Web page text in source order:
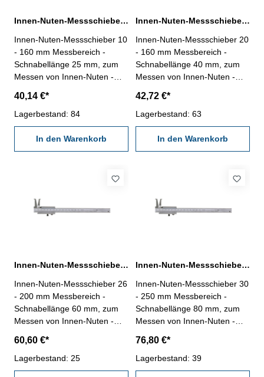
Innen-Nuten-Messschieber 10 - 160 mm
Innen-Nuten-Messschieber 10
- 160 mm Messbereich -
Schnabellänge 25 mm, zum
Messen von Innen-Nuten -
mattverchromt, gehärtet -
Ablesung 0,05 mm,
Genauigkeit 0,10 mm - im
Behältnis/Kasten
Messbereich: 10 - 160 mm
40,14 €*
Lagerbestand: 84
In den Warenkorb
Innen-Nuten-Messschieber 20 - 160 mm
Innen-Nuten-Messschieber 20
- 160 mm Messbereich -
Schnabellänge 40 mm, zum
Messen von Innen-Nuten -
mattverchromt, gehärtet -
Ablesung 0,05 mm,
Genauigkeit 0,10 mm - im
Behältnis/Kasten
Messbereich: 20 - 160 mm
42,72 €*
Lagerbestand: 63
In den Warenkorb
Innen-Nuten-Messschieber 26 - 200 mm
Innen-Nuten-Messschieber 26
- 200 mm Messbereich -
Schnabellänge 60 mm, zum
Messen von Innen-Nuten -
mattverchromt, gehärtet -
Ablesung 0,05 mm,
Genauigkeit 0,10 mm - im
60,60 €*
Lagerbestand: 25
Innen-Nuten-Messschieber 30 - 250 mm
Innen-Nuten-Messschieber 30
- 250 mm Messbereich -
Schnabellänge 80 mm, zum
Messen von Innen-Nuten -
mattverchromt, gehärtet -
Ablesung 0,05 mm,
Genauigkeit 0,15 mm - im
76,80 €*
Lagerbestand: 39